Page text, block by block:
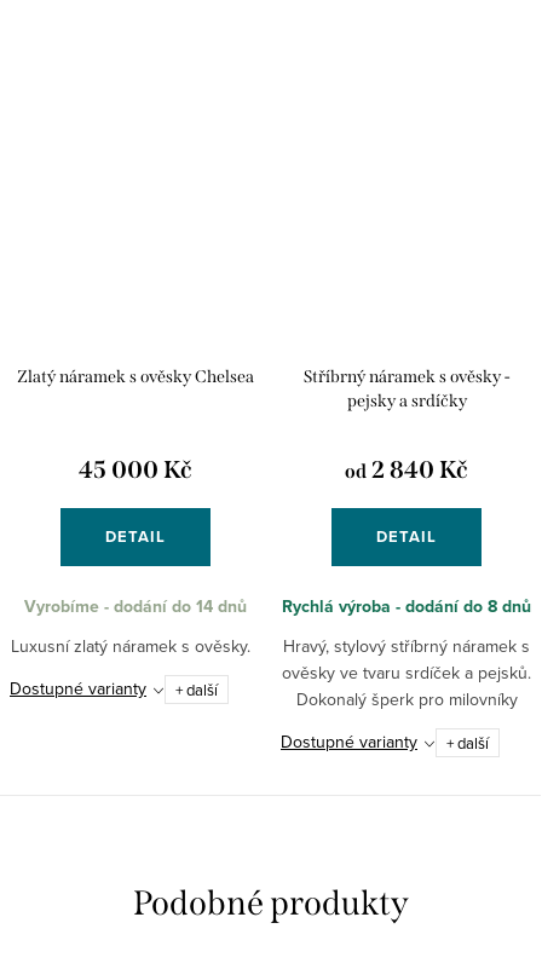
Zlatý náramek s ověsky Chelsea
45 000 Kč
DETAIL
Vyrobíme - dodání do 14 dnů
Luxusní zlatý náramek s ověsky.
Dostupné varianty
+ další
Stříbrný náramek s ověsky -
pejsky a srdíčky
od 2 840 Kč
DETAIL
Rychlá výroba - dodání do 8 dnů
Hravý, stylový stříbrný náramek s
ověsky ve tvaru srdíček a pejsků.
Dokonalý šperk pro milovníky
našich nejoddanějších parťáků.
Dostupné varianty + další